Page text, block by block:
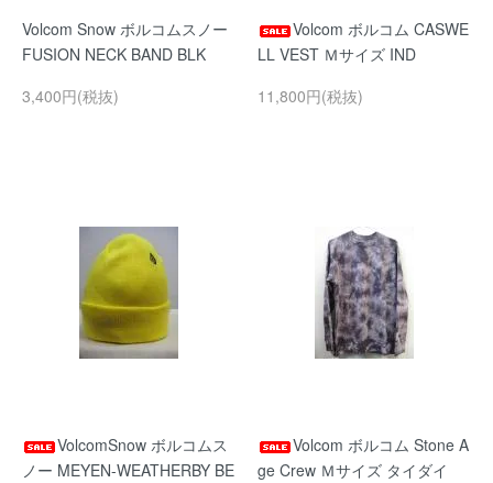
Volcom Snow ボルコムスノー
FUSION NECK BAND BLK
3,400円(税抜)
Volcom ボルコム CASWE
LL VEST Ｍサイズ IND
11,800円(税抜)
VolcomSnow ボルコムス
ノー MEYEN-WEATHERBY BE
Volcom ボルコム Stone A
ge Crew Ｍサイズ タイダイ